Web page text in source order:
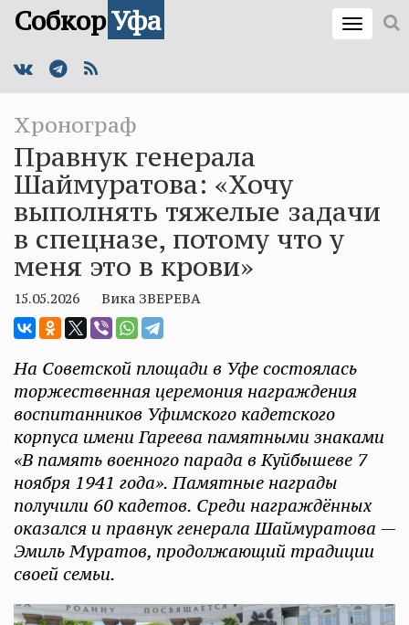
СобкорУфа
Хронограф
Правнук генерала
Шаймуратова: «Хочу
выполнять тяжелые задачи
в спецназе, потому что у
меня это в крови»
15.05.2026 Вика ЗВЕРЕВА
На Советской площади в Уфе состоялась
торжественная церемония награждения
воспитанников Уфимского кадетского
корпуса имени Гареева памятными знаками
«В память военного парада в Куйбышеве 7
ноября 1941 года». Памятные награды
получили 60 кадетов. Среди награждённых
оказался и правнук генерала Шаймуратова —
Эмиль Муратов, продолжающий традиции
своей семьи.